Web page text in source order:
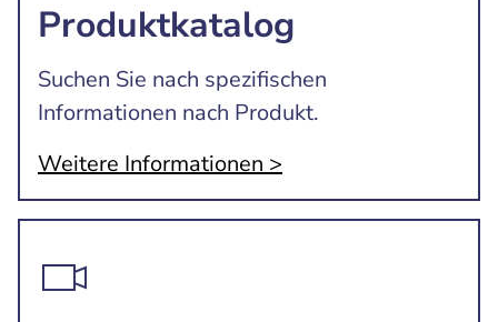
Produktkatalog
Suchen Sie nach spezifischen
Informationen nach Produkt.
Weitere Informationen >